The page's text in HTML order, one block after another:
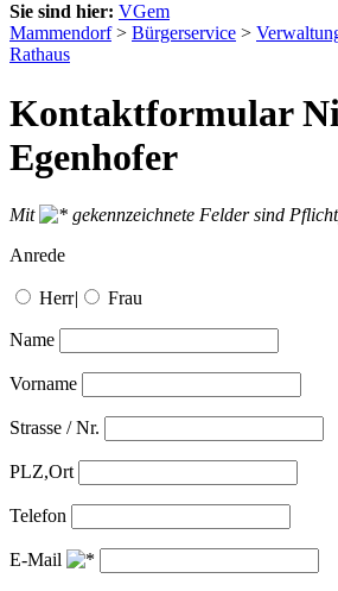
Sie sind hier: VGem
Mammendorf> Bürgerservice >
Rathaus
Kontaktformular
Egenhofer
Mit
gekennzeichnete Felder sind
Anrede
Herr| Frau
Name
Vorname
Strasse / Nr.
PLZ,Ort
Telefon
E-Mail